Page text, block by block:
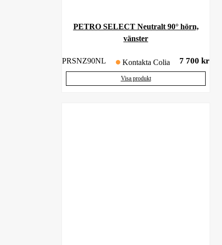
PETRO SELECT Neutralt 90° hörn,
vänster
PRSNZ90NL Kontakta Colia 7 700 kr
Visa produkt